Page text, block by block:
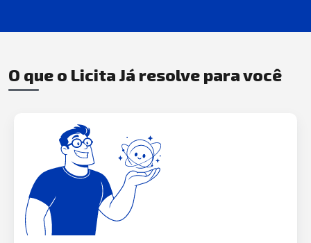
O que o Licita Já resolve para você